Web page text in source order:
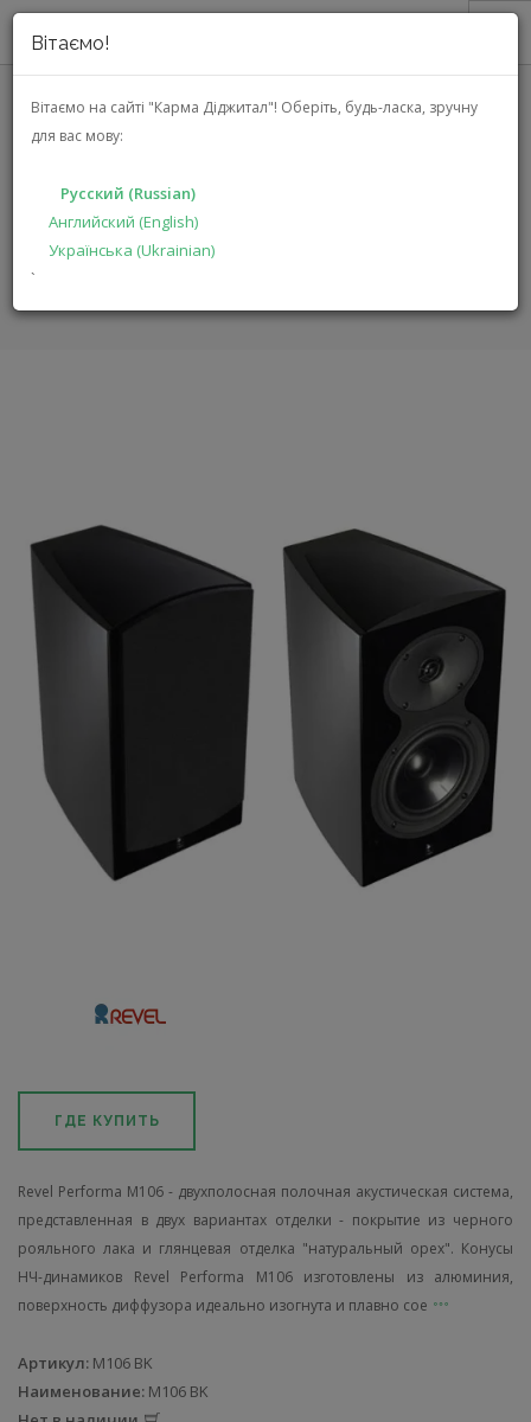
Вітаємо!
Вітаємо на сайті "Карма Діджитал"! Оберіть, будь-ласка, зручну
для вас мову:
Русский (Russian)
Английский (English)
Українська (Ukrainian)
`
О НАС
АКЦИИ
РЕШЕНИЯ
ПРОИЗВОДИТЕЛЯМ
ГЛАВНАЯ КАТАЛОГ
ГДЕ КУПИТЬ
Revel Performa М106 - двухполосная полочная акустическая система,
представленная в двух вариантах отделки - покрытие из черного
рояльного лака и глянцевая отделка "натуральный орех". Конусы
НЧ-динамиков Revel Performa М106 изготовлены из алюминия,
поверхность диффузора идеально изогнута и плавно сое
Артикул: M106 BK
Наименование: M106 BK